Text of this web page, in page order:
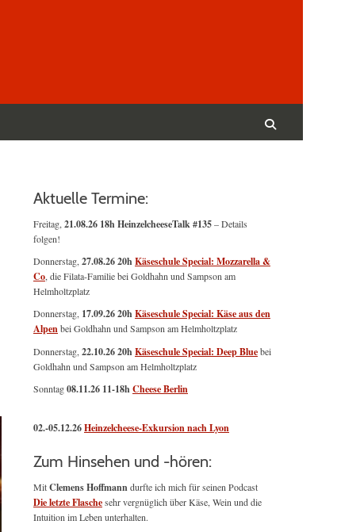
Aktuelle Termine:
Freitag, 21.08.26 18h HeinzelcheeseTalk #135– Details
folgen!
Donnerstag, 27.08.26 20hKäseschule Special: Mozzarella &
Co , die Filata-Familie bei Goldhahn und Sampson am
Helmholtzplatz
Donnerstag, 17.09.26 20hKäseschule Special: Käse aus den
Alpenbei Goldhahn und Sampson am Helmholtzplatz
Donnerstag, 22.10.26 20hKäseschule Special: Deep Bluebei
Goldhahn und Sampson am Helmholtzplatz
Sonntag08.11.26 11-18hCheese Berlin
02.-05.12.26Heinzelcheese-Exkursion nach Lyon
Zum Hinsehen und -hören:
MitClemens Hoffmanndurfte ich mich für seinen Podcast
Die letzte Flaschesehr vergnüglich über Käse, Wein und die
Intuition im Leben unterhalten.